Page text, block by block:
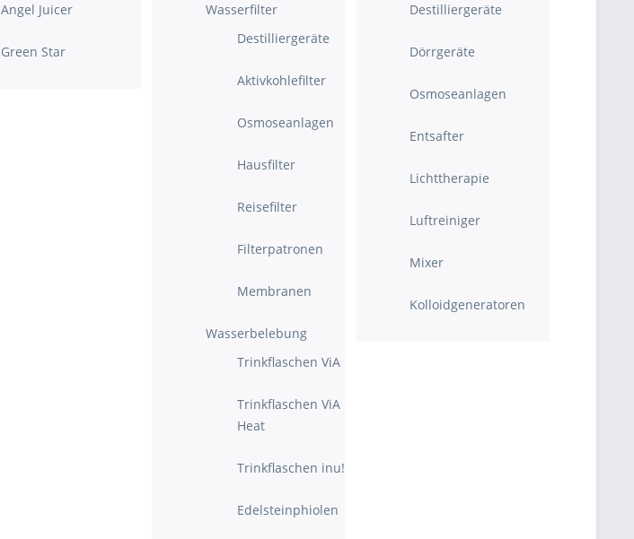
Angel Juicer
Green Star
Wasserfilter
Destilliergeräte
Aktivkohlefilter
Osmoseanlagen
Hausfilter
Reisefilter
Filterpatronen
Membranen
Wasserbelebung
Trinkflaschen ViA
Trinkflaschen ViA
Heat
Trinkflaschen inu!
Edelsteinphiolen
Destilliergeräte
Dörrgeräte
Osmoseanlagen
Entsafter
Lichttherapie
Luftreiniger
Mixer
Kolloidgeneratoren